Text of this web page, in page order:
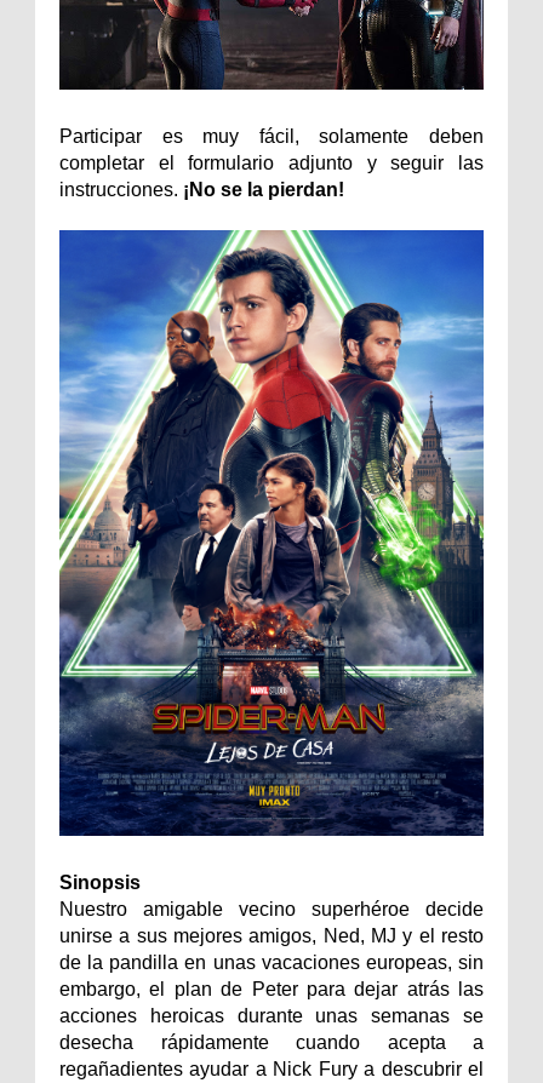
Participar es muy fácil, solamente deben
completar el formulario adjunto y seguir las
instrucciones. ¡No se la pierdan!
Sinopsis
Nuestro amigable vecino superhéroe decide
unirse a sus mejores amigos, Ned, MJ y el resto
de la pandilla en unas vacaciones europeas, sin
embargo, el plan de Peter para dejar atrás las
acciones heroicas durante unas semanas se
desecha rápidamente cuando acepta a
regañadientes ayudar a Nick Fury a descubrir el